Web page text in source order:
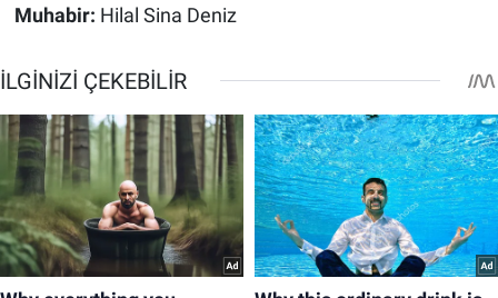
Muhabir: Hilal Sina Deniz